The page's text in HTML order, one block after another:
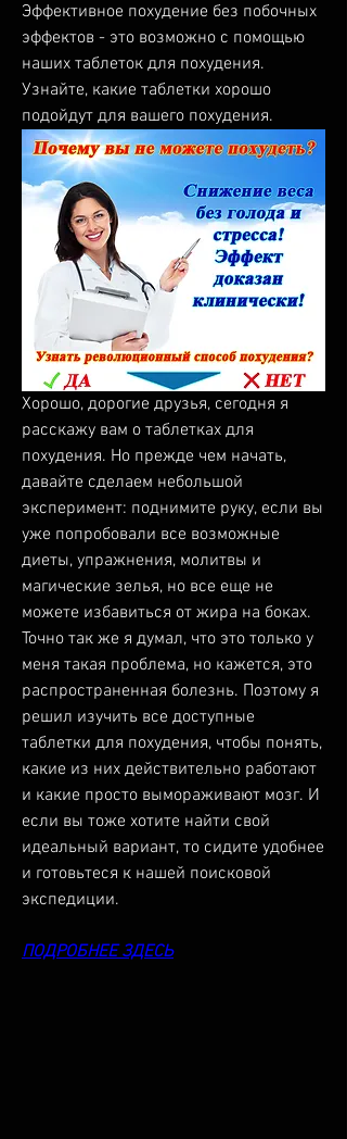
Эффективное похудение без побочных
эффектов - это возможно с помощью
наших таблеток для похудения.
Узнайте, какие таблетки хорошо
подойдут для вашего похудения.
Хорошо, дорогие друзья, сегодня я
расскажу вам о таблетках для
похудения. Но прежде чем начать,
давайте сделаем небольшой
эксперимент: поднимите руку, если вы
уже попробовали все возможные
диеты, упражнения, молитвы и
магические зелья, но все еще не
можете избавиться от жира на боках.
Точно так же я думал, что это только у
меня такая проблема, но кажется, это
распространенная болезнь. Поэтому я
решил изучить все доступные
таблетки для похудения, чтобы понять,
какие из них действительно работают
и какие просто вымораживают мозг. И
если вы тоже хотите найти свой
идеальный вариант, то сидите удобнее
и готовьтеся к нашей поисковой
экспедиции.
ПОДРОБНЕЕ ЗДЕСЬ